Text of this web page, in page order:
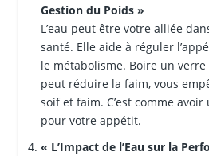
Gestion du Poids »
L’eau peut être votre alliée
santé. Elle aide à réguler
le métabolisme. Boire un verre
peut réduire la faim, vous
soif et faim. C’est comme
pour votre appétit.
« L’Impact de l’Eau sur la